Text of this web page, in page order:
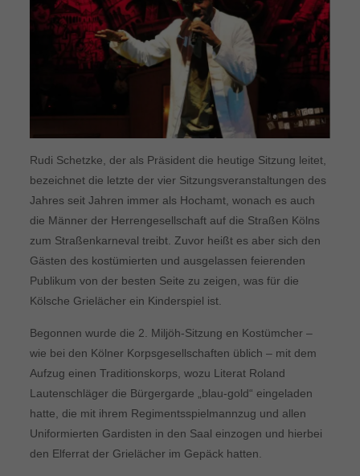
Rudi Schetzke, der als Präsident die heutige Sitzung leitet,
bezeichnet die letzte der vier Sitzungsveranstaltungen des
Jahres seit Jahren immer als Hochamt, wonach es auch
die Männer der Herrengesellschaft auf die Straßen Kölns
zum Straßenkarneval treibt. Zuvor heißt es aber sich den
Gästen des kostümierten und ausgelassen feierenden
Publikum von der besten Seite zu zeigen, was für die
Kölsche Grielächer ein Kinderspiel ist.
Begonnen wurde die 2. Miljöh-Sitzung en Kostümcher –
wie bei den Kölner Korpsgesellschaften üblich – mit dem
Aufzug einen Traditionskorps, wozu Literat Roland
Lautenschläger die Bürgergarde „blau-gold“ eingeladen
hatte, die mit ihrem Regimentsspielmannzug und allen
Uniformierten Gardisten in den Saal einzogen und hierbei
den Elferrat der Grielächer im Gepäck hatten.